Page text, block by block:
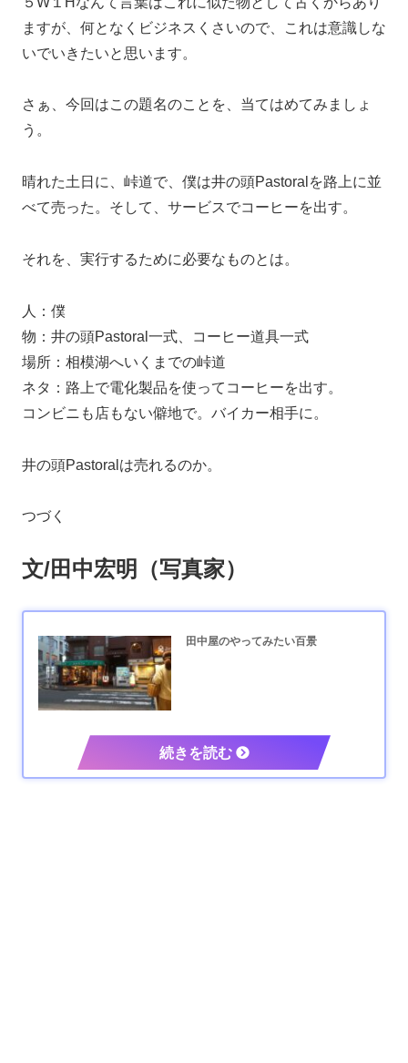
ますが、何となくビジネスくさいので、これは意識しな
いでいきたいと思います。
さぁ、今回はこの題名のことを、当てはめてみましょ
う。
晴れた土日に、峠道で、僕は井の頭Pastoralを路上に並
べて売った。そして、サービスでコーヒーを出す。
それを、実行するために必要なものとは。
人：僕
物：井の頭Pastoral一式、コーヒー道具一式
場所：相模湖へいくまでの峠道
ネタ：路上で電化製品を使ってコーヒーを出す。
コンビニも店もない僻地で。バイカー相手に。
井の頭Pastoralは売れるのか。
つづく
文/田中宏明（写真家）
田中屋のやってみたい百景